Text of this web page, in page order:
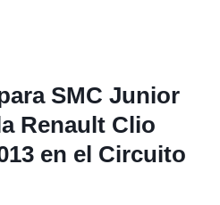
SMC Junior
Renault Clio
en el Circuito